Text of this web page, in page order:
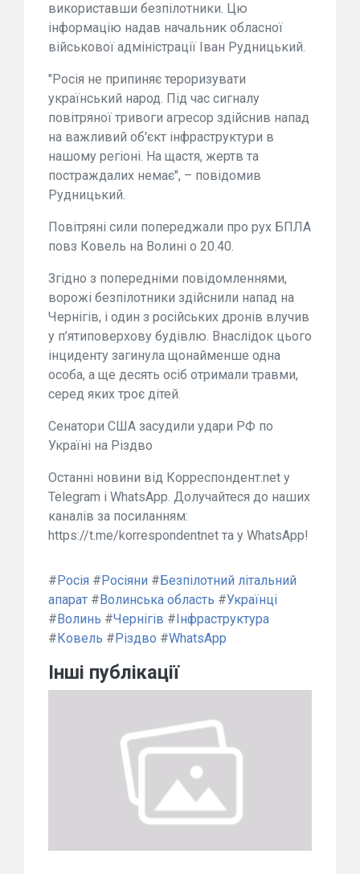
використавши безпілотники. Цю
інформацію надав начальник обласної
військової адміністрації Іван Рудницький.
"Росія не припиняє тероризувати
український народ. Під час сигналу
повітряної тривоги агресор здійснив напад
на важливий об'єкт інфраструктури в
нашому регіоні. На щастя, жертв та
постраждалих немає", – повідомив
Рудницький.
Повітряні сили попереджали про рух БПЛА
повз Ковель на Волині о 20.40.
Згідно з попередніми повідомленнями,
ворожі безпілотники здійснили напад на
Чернігів, і один з російських дронів влучив
у п’ятиповерхову будівлю. Внаслідок цього
інциденту загинула щонайменше одна
особа, а ще десять осіб отримали травми,
серед яких троє дітей.
Сенатори США засудили удари РФ по
Україні на Різдво
Останні новини від Корреспондент.net у
Telegram і WhatsApp. Долучайтеся до наших
каналів за посиланням:
https://t.me/korrespondentnet та у WhatsApp!
#Росія #Росіяни #Безпілотний літальний
апарат #Волинська область #Українці
#Волинь #Чернігів #Інфраструктура
#Ковель #Різдво #WhatsApp
Інші публікації